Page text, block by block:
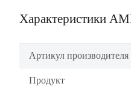
Характеристики
Артикул производителя
Продукт